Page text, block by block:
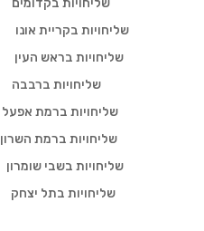
שליחויות בקדומים
שליחויות בקריית אונו
שליחויות בראש העין
שליחויות ברבבה
שליחויות ברמת אפעל
שליחויות ברמת השרון
שליחויות בשבי שומרון
שליחויות בתל יצחק